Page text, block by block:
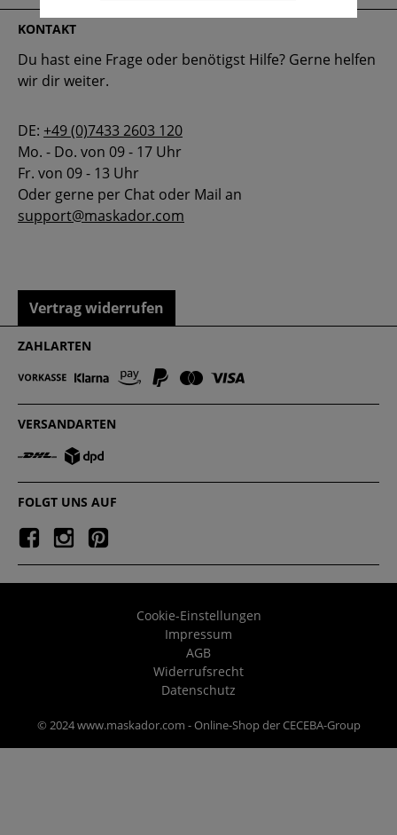
KONTAKT
Du hast eine Frage oder benötigst Hilfe? Gerne helfen
wir dir weiter.
DE: +49 (0)7433 2603 120
Mo. - Do. von 09 - 17 Uhr
Fr. von 09 - 13 Uhr
Oder gerne per Chat oder Mail an
support@maskador.com
Vertrag widerrufen
ZAHLARTEN
VERSANDARTEN
FOLGT UNS AUF
Cookie-Einstellungen
Impressum
AGB
Widerrufsrecht
Datenschutz
© 2024 www.maskador.com - Online-Shop der CECEBA-Group